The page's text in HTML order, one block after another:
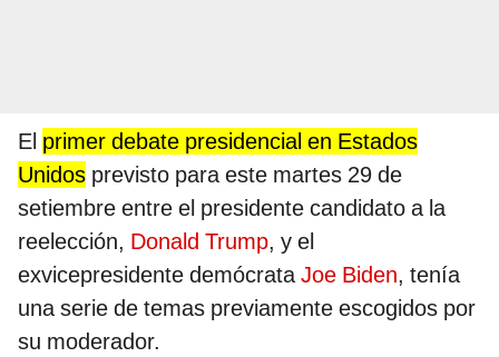
El primer debate presidencial en Estados
Unidos previsto para este martes 29 de
setiembre entre el presidente candidato a la
reelección, Donald Trump, y el
exvicepresidente demócrataJoe Biden, tenía
una serie de temas previamente escogidos por
su moderador.